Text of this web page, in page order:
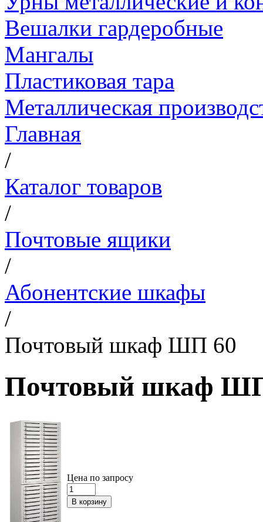
Вешалки гардеробные
Мангалы
Пластиковая тара
Металлическая
Главная
/
Каталог товаров
/
Почтовые ящики
/
Абонентские шкафы
/
Почтовый шкаф ШП 60
Почтовый шкаф
Цена по запросу